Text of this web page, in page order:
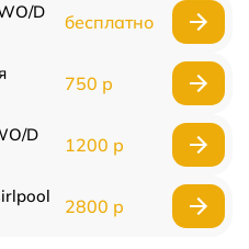
D
бесплатно
750 р
D
1200 р
2800 р